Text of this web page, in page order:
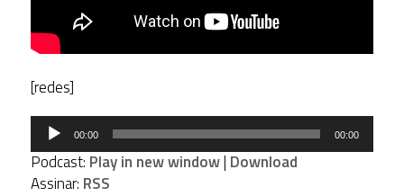
[redes]
Tocador
áudio
00:00 00:00
Podcast: Play in new window| Download
Assinar: RSS